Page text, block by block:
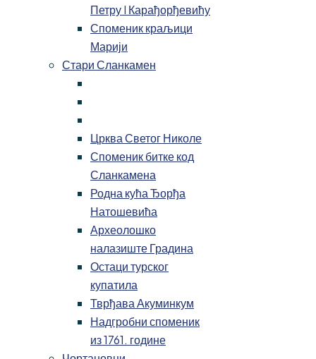
Петру I Карађорђевићу
Споменик краљици
Марији
Стари Сланкамен
Црква Светог Николе
Споменик битке код
Сланкамена
Родна кућа Ђорђа
Натошевића
Археолошко
налазиште Градина
Остаци турског
купатила
Тврђава Акуминкум
Надгробни споменик
из 1761. године